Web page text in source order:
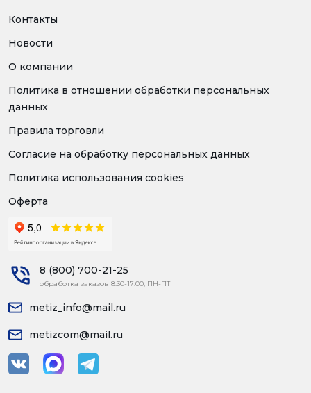
Контакты
Новости
О компании
Политика в отношении обработки персональных
данных
Правила торговли
Согласие на обработку персональных данных
Политика использования cookies
Оферта
8 (800) 700-21-25
обработка заказов 8:30-17:00, ПН-ПТ
metiz_info@mail.ru
metizcom@mail.ru